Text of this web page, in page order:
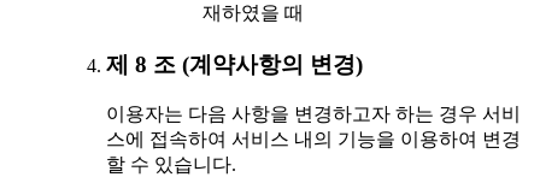
재하였을 때
제 8 조 (계약사항의 변경)
이용자는 다음 사항을 변경하고자 하는 경우 서비
스에 접속하여 서비스 내의 기능을 이용하여 변경
할 수 있습니다.